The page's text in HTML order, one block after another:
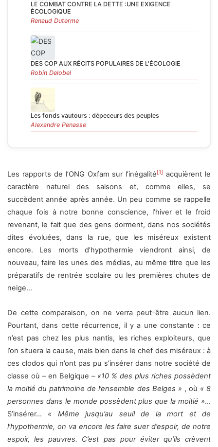
LE COMBAT CONTRE LA DETTE :UNE EXIGENCE
ÉCOLOGIQUE
Renaud Duterme
DES COP AUX RÉCITS POPULAIRES DE L'ÉCOLOGIE
Robin Delobel
Les fonds vautours : dépeceurs des peuples
Alexandre Penasse
Les rapports de l’ONG Oxfam sur l’inégalité[1] acquièrent le
caractère naturel des saisons et, comme elles, se
succèdent année après année. Un peu comme se rappelle
chaque fois à notre bonne conscience, l’hiver et le froid
revenant, le fait que des gens dorment, dans nos sociétés
dites évoluées, dans la rue, que les miséreux existent
encore. Les morts d’hypothermie viendront ainsi, de
nouveau, faire les unes des médias, au même titre que les
préparatifs de rentrée scolaire ou les premières chutes de
neige…
De cette comparaison, on ne verra peut-être aucun lien.
Pourtant, dans cette récurrence, il y a une constante : ce
n’est pas chez les plus nantis, les riches exploiteurs, que
l’on situera la cause, mais bien dans le chef des miséreux : à
ces clodos qui n’ont pas pu s’insérer dans notre société de
classe où – en Belgique – «10 % des plus riches possèdent
la moitié du patrimoine de l’ensemble des Belges » , où «8
personnes dans le monde possèdent plus que la moitié »…
S’insérer… « Même jusqu’au seuil de la mort et de
l’hypothermie, on va encore les faire suer d’espoir, de notre
espoir, les pauvres. C’est pas pour éviter qu’ils crèvent